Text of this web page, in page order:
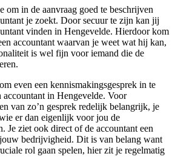
om in de aanvraag goed te beschrijven
je zoekt. Door secuur te zijn kan jij
vinden in Hengevelde. Hierdoor kom
accountant waarvan je weet wat hij kan,
is wel fijn voor iemand die de
even een kennismakingsgesprek in te
accountant in Hengevelde. Voor
van zo’n gesprek redelijk belangrijk, je
er dan eigenlijk voor jou de
Je ziet ook direct of de accountant een
bedrijvigheid. Dit is van belang want
rol gaan spelen, hier zit je regelmatig